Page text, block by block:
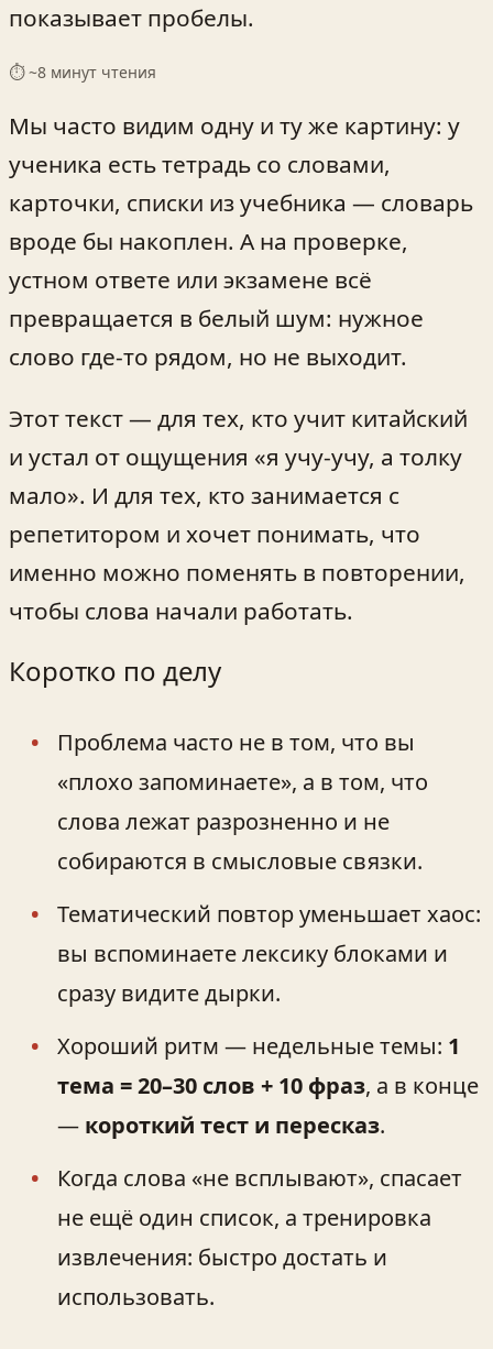
показывает пробелы.
⏱ ~8 минут чтения
Мы часто видим одну и ту же картину: у
ученика есть тетрадь со словами,
карточки, списки из учебника — словарь
вроде бы накоплен. А на проверке,
устном ответе или экзамене всё
превращается в белый шум: нужное
слово где-то рядом, но не выходит.
Этот текст — для тех, кто учит китайский
и устал от ощущения «я учу-учу, а толку
мало». И для тех, кто занимается с
репетитором и хочет понимать, что
именно можно поменять в повторении,
чтобы слова начали работать.
Коротко по делу
Проблема часто не в том, что вы
«плохо запоминаете», а в том, что
слова лежат разрозненно и не
собираются в смысловые связки.
Тематический повтор уменьшает хаос:
вы вспоминаете лексику блоками и
сразу видите дырки.
Хороший ритм — недельные темы: 1
тема = 20–30 слов + 10 фраз, а в конце
— короткий тест и пересказ.
Когда слова «не всплывают», спасает
не ещё один список, а тренировка
извлечения: быстро достать и
использовать.